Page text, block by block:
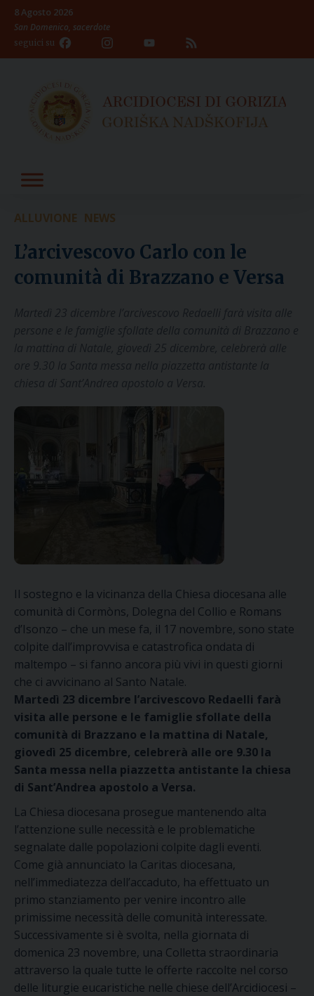
Skip
content
8 Agosto 2026
San Domenico, sacerdote
seguici su Facebook InstagramYouTube
Channel
ALLUVIONE NEWS
L’arcivescovo Carlo con le
comunità di Brazzano e Versa
Il sostegno e la vicinanza della Chiesa diocesana alle
comunità di Cormòns, Dolegna del Collio e Romans
d’Isonzo – che un mese fa, il 17 novembre, sono state
colpite dall’improvvisa e catastrofica ondata di
maltempo – si fanno ancora più vivi in questi giorni
che ci avvicinano al Santo Natale.
Martedì 23 dicembre l’arcivescovo Redaelli farà
visita alle persone e le famiglie sfollate della
comunità di Brazzano e la mattina di Natale,
giovedì 25 dicembre, celebrerà alle ore 9.30 la
Santa messa nella piazzetta antistante la chiesa
di Sant’Andrea apostolo a Versa.
La Chiesa diocesana prosegue mantenendo alta
l’attenzione sulle necessità e le problematiche
segnalate dalle popolazioni colpite dagli eventi.
Come già annunciato la Caritas diocesana,
nell’immediatezza dell’accaduto, ha effettuato un
primo stanziamento per venire incontro alle
primissime necessità delle comunità interessate.
Successivamente si è svolta, nella giornata di
domenica 23 novembre, una Colletta straordinaria
attraverso la quale tutte le offerte raccolte nel corso
delle liturgie eucaristiche nelle chiese dell’Arcidiocesi –